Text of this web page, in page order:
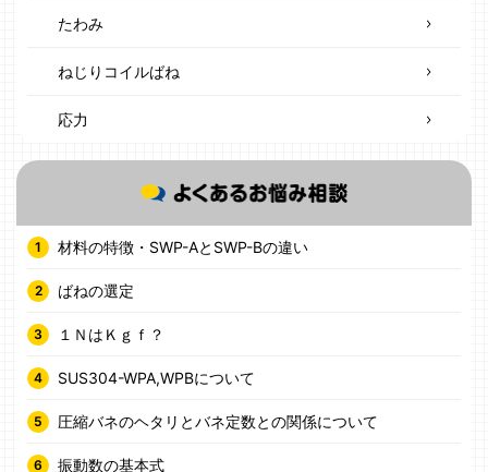
たわみ
ねじりコイルばね
応力
材料の特徴・SWP-AとSWP-Bの違い
ばねの選定
１ＮはＫｇｆ？
SUS304-WPA,WPBについて
圧縮バネのヘタリとバネ定数との関係について
振動数の基本式